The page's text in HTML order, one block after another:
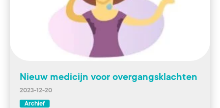
Nieuw medicijn voor overgangsklachten
2023-12-20
Archief